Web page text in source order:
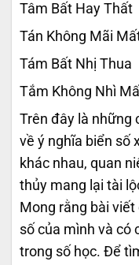
Tâm Bất Hay Thất
Tán Không Mãi
Tám Bất Nhị Thua
Tắm Không Nhì
Trên đây là những
về ý nghĩa biển số
khác nhau, quan
thủy mang lại tài
Mong rằng bài
số của mình và có
trong số học. Để